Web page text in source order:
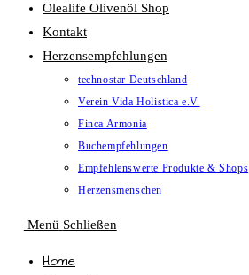
Olealife Olivenöl Shop
Kontakt
Herzensempfehlungen
technostar Deutschland
Verein Vida Holistica e.V.
Finca Armonia
Buchempfehlungen
Empfehlenswerte Produkte & Shops
Herzensmenschen
Menü Schließen
Home